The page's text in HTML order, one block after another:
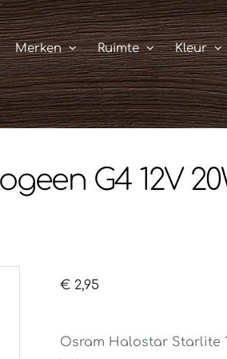
Merken Ruimte Kleur
G4 12V
€ 2,95
Osram Halostar Starlite